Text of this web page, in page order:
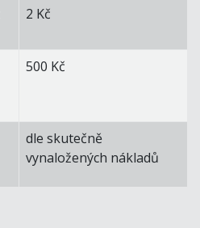
2 Kč
500 Kč
dle skutečně
vynaložených nákladů